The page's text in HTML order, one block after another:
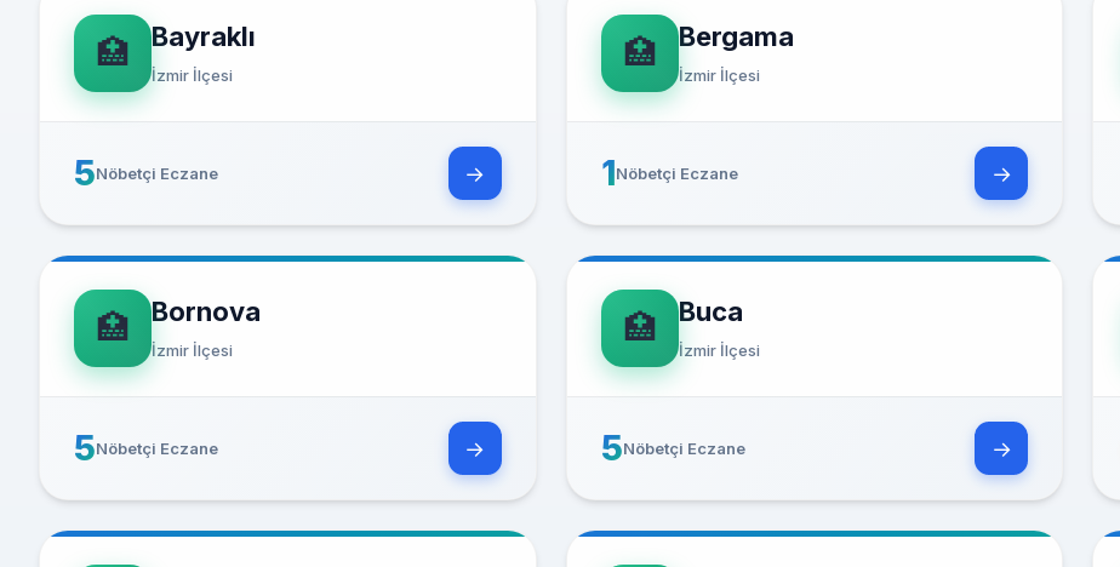
🏥 Bayraklı
İzmir İlçesi
5Nöbetçi Eczane →
🏥 Bergama
İzmir İlçesi
1Nöbetçi Eczane →
🏥 Bornova
İzmir İlçesi
5Nöbetçi Eczane →
🏥 Buca
İzmir İlçesi
5Nöbetçi Eczane →